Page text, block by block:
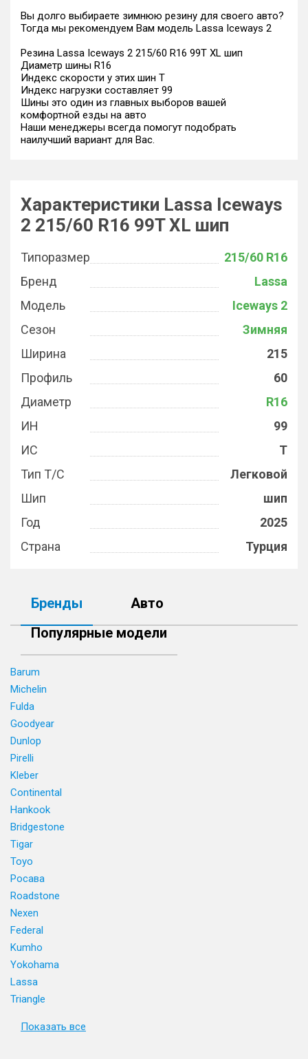
Вы долго выбираете зимнюю резину для своего авто?
Тогда мы рекомендуем Вам модель Lassa Iceways 2
Резина Lassa Iceways 2 215/60 R16 99T XL шип
Диаметр шины R16
Индекс скорости у этих шин T
Индекс нагрузки составляет 99
Шины это один из главных выборов вашей
комфортной езды на авто
Наши менеджеры всегда помогут подобрать
наилучший вариант для Вас.
Характеристики Lassa Iceways
2 215/60 R16 99T XL шип
Типоразмер
215/60 R16
Бренд
Lassa
Модель
Iceways 2
Сезон
Зимняя
Ширина
215
Профиль
60
Диаметр
R16
ИН
99
ИС
T
Тип Т/С
Легковой
Шип
шип
Год
2025
Страна
Турция
Бренды
Авто
Популярные модели
Barum
Michelin
Fulda
Goodyear
Dunlop
Pirelli
Kleber
Continental
Hankook
Bridgestone
Tigar
Toyo
Росава
Roadstone
Nexen
Federal
Kumho
Yokohama
Lassa
Triangle
Показать все